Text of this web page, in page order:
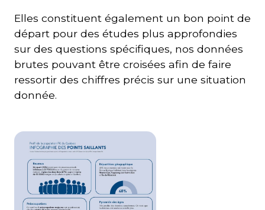
Elles constituent également un bon point de
départ pour des études plus approfondies
sur des questions spécifiques, nos données
brutes pouvant être croisées afin de faire
ressortir des chiffres précis sur une situation
donnée.